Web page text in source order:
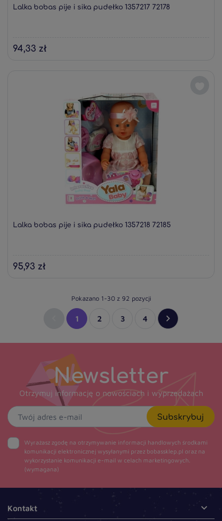
Lalka bobas pije i sika pudełko 1357217 72178
94,33 zł
Lalka bobas pije i sika pudełko 1357218 72185
95,93 zł
Pokazano 1-30 z 92 pozycji
1 2 3 4 
Newsletter
Otrzymuj informację o nowościach i wyprzedażach
Subskrybuj
Wyrażasz zgodę na otrzymywanie informacji handlowych środkami
komunikacji elektronicznej wysyłanymi przez bobassklep.pl oraz na
wykorzystanie komunikacji e-mail w celach marketingowych.
(wymagana)
Kontakt 